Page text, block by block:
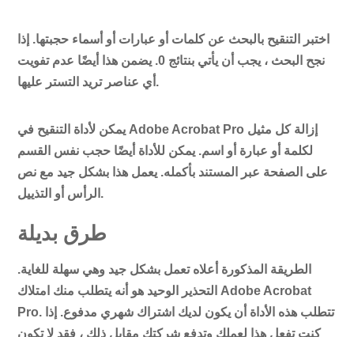
اختبر التنقيح بالبحث عن كلمات أو عبارات أو أسماء حجبتها. إذا
نجح البحث ، يجب أن يأتي بنتائج 0. يضمن هذا أيضًا عدم تفويت
أي عناصر تريد التستر عليها.
يمكن لأداة التنقيح في Adobe Acrobat Pro إزالة كل مثيل
لكلمة أو عبارة أو اسم. يمكن للأداة أيضًا حجب نفس القسم
على الصفحة عبر المستند بأكمله. يعمل هذا بشكل جيد مع نص
الرأس أو التذييل.
طرق بديلة
الطريقة المذكورة أعلاه تعمل بشكل جيد وهي سهلة للغاية.
التحذير الوحيد هو أنه يتطلب منك امتلاك Adobe Acrobat
Pro. تتطلب هذه الأداة أن يكون لديك اشتراك شهري مدفوع. إذا
كنت تفعل هذا لعملك وتدفع شركتك مقابل ذلك ، فقد لا تكون